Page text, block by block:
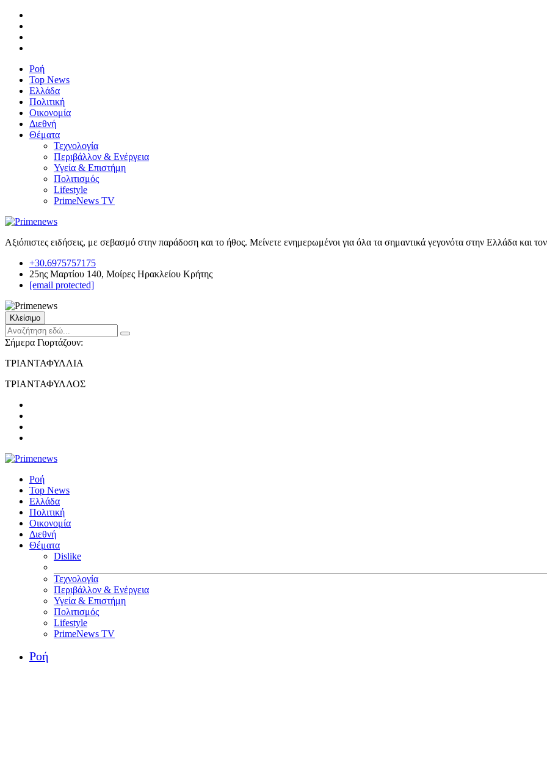
Ροή
Top News
Ελλάδα
Πολιτική
Οικονομία
Διεθνή
Θέματα
Τεχνολογία
Περιβάλλον & Ενέργεια
Υγεία & Επιστήμη
Πολιτισμός
Lifestyle
PrimeNews TV
Αξιόπιστες ειδήσεις, με σεβασμό στην παράδοση και το ήθος. Μείνετε ενημερωμένοι για όλα τα σημαντικά γεγονότα στην Ελλάδα και
+30.6975757175
25ης Μαρτίου 140, Μοίρες Ηρακλείου Κρήτης
[email protected]
Κλείσιμο
Σήμερα Γιορτάζουν:
ΤΡΙΑΝΤΑΦΥΛΛΙΑ
ΤΡΙΑΝΤΑΦΥΛΛΟΣ
Ροή
Top News
Ελλάδα
Πολιτική
Οικονομία
Διεθνή
Θέματα
Dislike
Τεχνολογία
Περιβάλλον & Ενέργεια
Υγεία & Επιστήμη
Πολιτισμός
Lifestyle
PrimeNews TV
Ροή